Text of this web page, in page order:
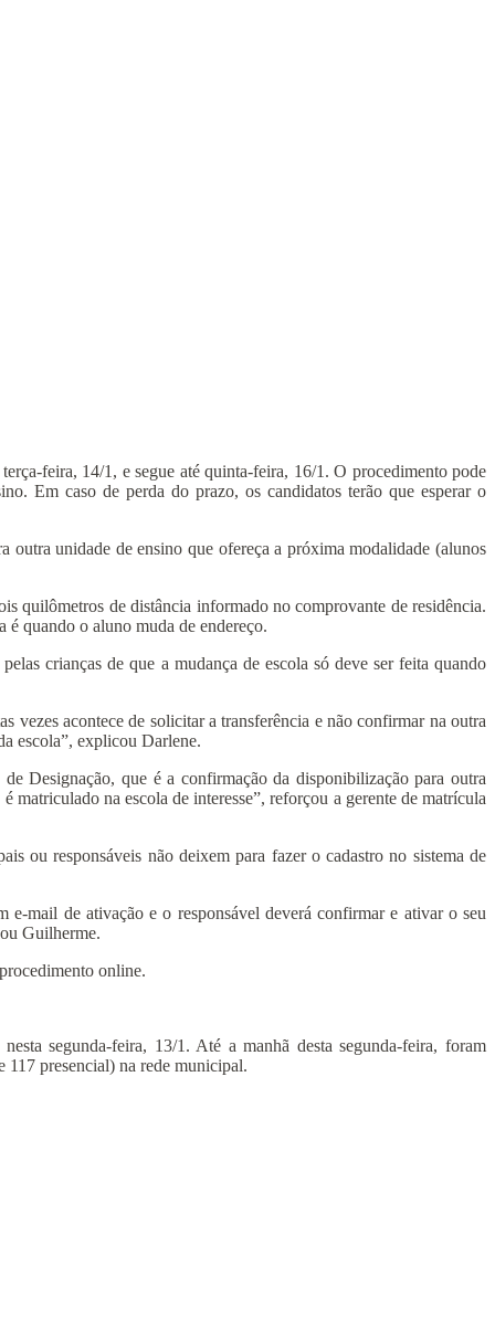
feira, 14/1, e segue até quinta-feira, 16/1. O procedimento pode
Em caso de perda do prazo, os candidatos terão que esperar o
outra unidade de ensino que ofereça a próxima modalidade (alunos
quilômetros de distância informado no comprovante de residência.
quando o aluno muda de endereço.
crianças de que a mudança de escola só deve ser feita quando
vezes acontece de solicitar a transferência e não confirmar na outra
escola”, explicou Darlene.
Designação, que é a confirmação da disponibilização para outra
matriculado na escola de interesse”, reforçou a gerente de matrícula
ou responsáveis não deixem para fazer o cadastro no sistema de
e-mail de ativação e o responsável deverá confirmar e ativar o seu
Guilherme.
online.
segunda-feira, 13/1. Até a manhã desta segunda-feira, foram
117 presencial) na rede municipal.